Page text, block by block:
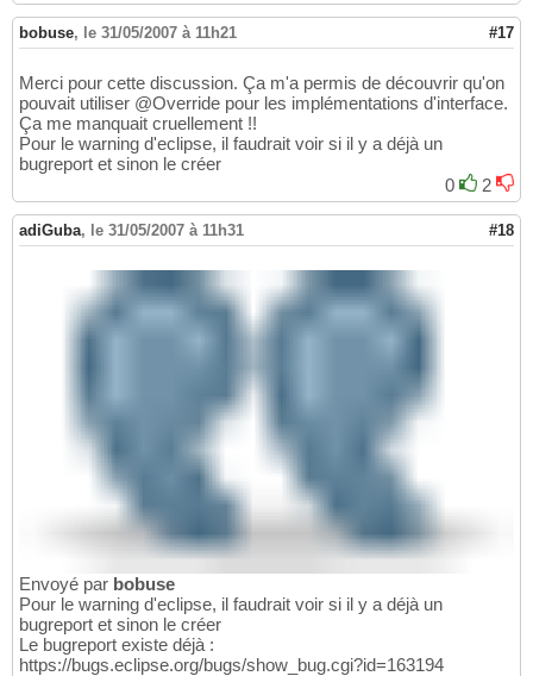
bobuse, le 31/05/2007 à 11h21 #17
Merci pour cette discussion. Ça m'a permis de découvrir qu'on
pouvait utiliser @Override pour les implémentations d'interface.
Ça me manquait cruellement !!
Pour le warning d'eclipse, il faudrait voir si il y a déjà un
bugreport et sinon le créer
0
2
adiGuba, le 31/05/2007 à 11h31 #18
Envoyé par bobuse
Pour le warning d'eclipse, il faudrait voir si il y a déjà un
bugreport et sinon le créer
Le bugreport existe déjà :
https://bugs.eclipse.org/bugs/show_bug.cgi?id=163194